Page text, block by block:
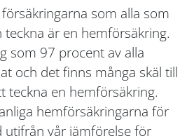
som alla som
är en hemförsäkring.
som 97 procent av alla
och det finns många skäl till
teckna en hemförsäkring.
hemförsäkringarna för
utifrån vår jämförelse för